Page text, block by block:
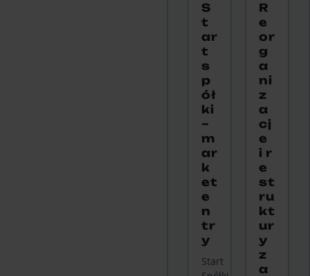
S
t
ar
t
s
p
ół
ki
–
m
ar
k
et
e
n
tr
y
Start
R
e
or
g
a
ni
z
a
cj
e
i r
e
st
ru
kt
ur
y
z
a